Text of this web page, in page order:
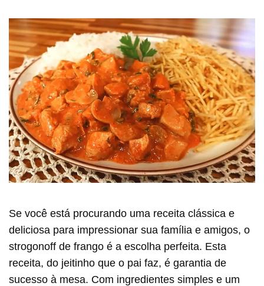
Se você está procurando uma receita clássica e
deliciosa para impressionar sua família e amigos, o
strogonoff de frango é a escolha perfeita. Esta
receita, do jeitinho que o pai faz, é garantia de
sucesso à mesa. Com ingredientes simples e um